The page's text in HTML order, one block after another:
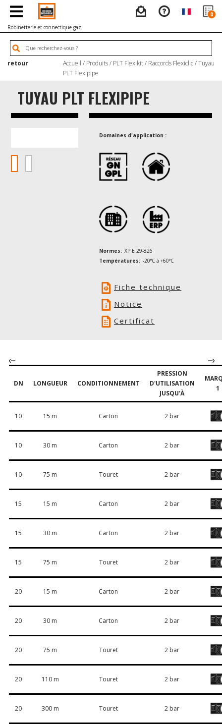
0
Robinetterie et connectique gaz
retour Accueil / Produits/ PLT Flexikit/ Raccords Flexiclic/ Tuyau
PLT Flexipipe
TUYAU PLT FLEXIPIPE
Domaines d'application :
Normes: XP E 29-826
Températures: -20°C à +60°C
Fiche technique
Notice
Certificat
DN LONGUEUR CONDITIONNEMENT
PRESSION
D'UTILISATION
JUSQU'À
1
10 15 m Carton 2 bar
10 30 m Carton 2 bar
10 75 m Touret 2 bar
15 15 m Carton 2 bar
15 30 m Carton 2 bar
15 75 m Touret 2 bar
20 15 m Carton 2 bar
20 30 m Carton 2 bar
20 75 m Touret 2 bar
20 110 m Touret 2 bar
20 300 m Touret 2 bar